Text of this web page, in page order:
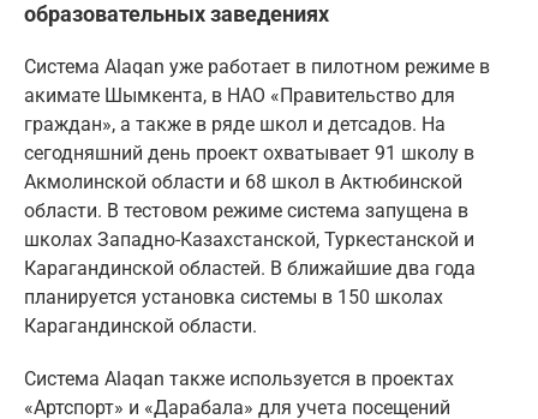
образовательных заведениях
Система Alaqan уже работает в пилотном режиме в
акимате Шымкента, в НАО «Правительство для
граждан», а также в ряде школ и детсадов. На
сегодняшний день проект охватывает 91 школу в
Акмолинской области и 68 школ в Актюбинской
области. В тестовом режиме система запущена в
школах Западно-Казахстанской, Туркестанской и
Карагандинской областей. В ближайшие два года
планируется установка системы в 150 школах
Карагандинской области.
Система Alaqan также используется в проектах
«Артспорт» и «Дарабала» для учета посещений